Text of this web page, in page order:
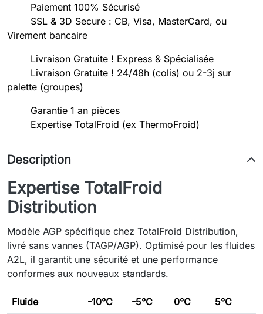
Paiement 100% Sécurisé
SSL & 3D Secure : CB, Visa, MasterCard, ou
Virement bancaire
Livraison Gratuite ! Express & Spécialisée
Livraison Gratuite ! 24/48h (colis) ou 2-3j sur
palette (groupes)
Garantie 1 an pièces
Expertise TotalFroid (ex ThermoFroid)
Description
Expertise TotalFroid
Distribution
Modèle AGP spécifique chez TotalFroid Distribution,
livré sans vannes (TAGP/AGP). Optimisé pour les fluides
A2L, il garantit une sécurité et une performance
conformes aux nouveaux standards.
Fluide -10°C -5°C 0°C 5°C